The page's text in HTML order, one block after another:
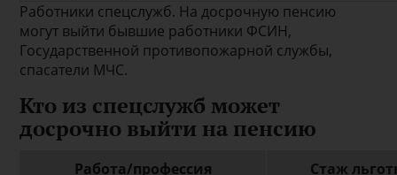
Работники спецслужб. На досрочную пенсию
могут выйти бывшие работники ФСИН,
Государственной противопожарной службы,
спасатели МЧС.
Кто из спецслужб может
досрочно выйти на пенсию
Работа/профессия Стаж